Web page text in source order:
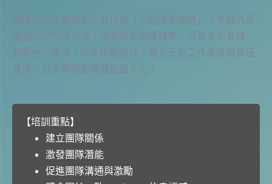
團隊同心營將協助企業打破「心態位差效應」，掌握內部
溝通的原則與方法，提高訊息傳達效率；培養全局意識，
洞悉他人需求，彼此接納信任；建立正向工作思維與責任
意識，力求實現組織潛能最大化。
【培訓重點】
建立團隊關係
激發團隊潛能
促進團隊溝通與激勵